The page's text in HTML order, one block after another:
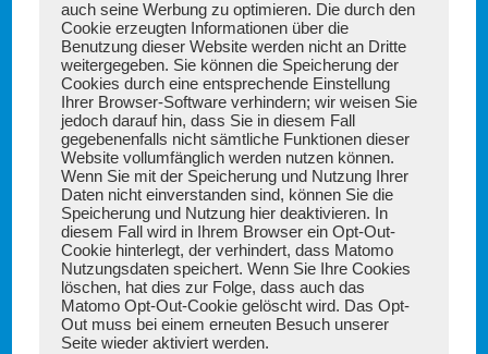
auch seine Werbung zu optimieren. Die durch den
Cookie erzeugten Informationen über die
Benutzung dieser Website werden nicht an Dritte
weitergegeben. Sie können die Speicherung der
Cookies durch eine entsprechende Einstellung
Ihrer Browser-Software verhindern; wir weisen Sie
jedoch darauf hin, dass Sie in diesem Fall
gegebenenfalls nicht sämtliche Funktionen dieser
Website vollumfänglich werden nutzen können.
Wenn Sie mit der Speicherung und Nutzung Ihrer
Daten nicht einverstanden sind, können Sie die
Speicherung und Nutzung hier deaktivieren. In
diesem Fall wird in Ihrem Browser ein Opt-Out-
Cookie hinterlegt, der verhindert, dass Matomo
Nutzungsdaten speichert. Wenn Sie Ihre Cookies
löschen, hat dies zur Folge, dass auch das
Matomo Opt-Out-Cookie gelöscht wird. Das Opt-
Out muss bei einem erneuten Besuch unserer
Seite wieder aktiviert werden.